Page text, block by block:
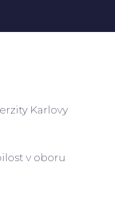
Karlovy
v oboru